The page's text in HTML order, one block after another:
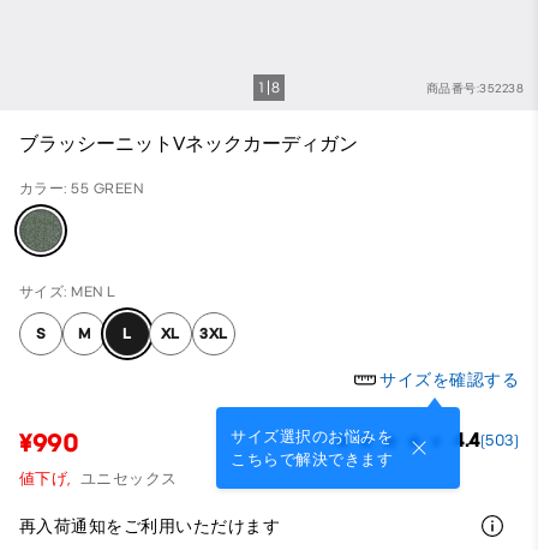
商品番号:352238
1 8
ブラッシーニットVネックカーディガン
カラー: 55 GREEN
サイズ: MEN L
S M L XL 3XL
サイズを確認する
サイズ選択のお悩みを
こちらで解決できます
¥990 4.4(503)
値下げ, ユニセックス
再入荷通知をご利用いただけます